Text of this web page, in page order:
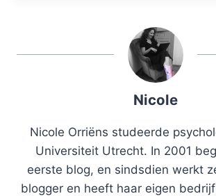
Nicole
Nicole Orriëns studeerde
Universiteit Utrecht. In 2001
eerste blog, en sindsdien werkt
blogger en heeft haar eigen